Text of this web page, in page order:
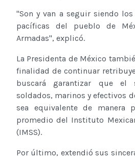
''Son y van a seguir siendo
pacíficas del pueblo de
Armadas'', explicó.
La Presidenta de México
finalidad de continuar
buscará garantizar que el
soldados, marinos y efectivos
sea equivalente de manera
promedio del Instituto
(IMSS).
Por último, extendió sus